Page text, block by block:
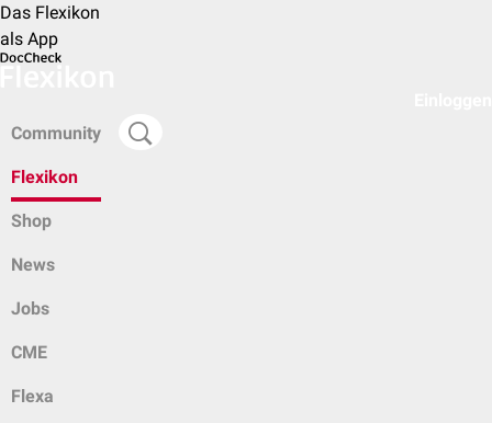
Das Flexikon
als App
Community
Flexikon
Shop
News
Jobs
CME
Flexa